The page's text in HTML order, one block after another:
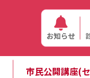
お知らせ
市民公開講座(